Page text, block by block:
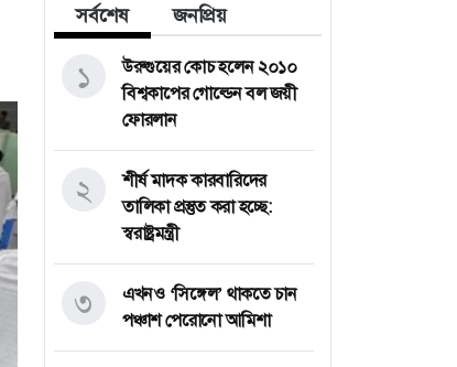
সর্বশেষ জনপ্রিয়
উরুগুয়ের কোচ হলেন ২০১০
বিশ্বকাপের গোল্ডেন বল জয়ী
ফোরলান
১
শীর্ষ মাদক কারবারিদের
তালিকা প্রস্তুত করা হচ্ছে:
স্বরাষ্ট্রমন্ত্রী
২
এখনও ‘সিঙ্গেল’ থাকতে চান
পঞ্চাশ পেরোনো আমিশা
৩